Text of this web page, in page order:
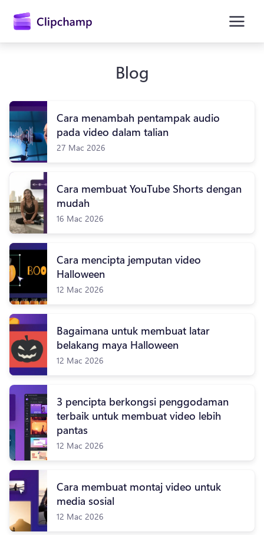
utama
Cuba secara percuma
Blog
Cara menambah pentampak audio
pada video dalam talian
27 Mac 2026
Cara membuat YouTube Shorts dengan
mudah
16 Mac 2026
Cara mencipta jemputan video
Halloween
12 Mac 2026
Bagaimana untuk membuat latar
belakang maya Halloween
12 Mac 2026
3 pencipta berkongsi penggodaman
terbaik untuk membuat video lebih
pantas
12 Mac 2026
Cara membuat montaj video untuk
media sosial
12 Mac 2026